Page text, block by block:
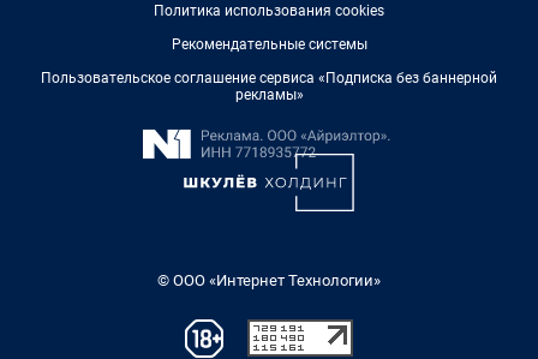
Политика использования cookies
Рекомендательные системы
Пользовательское соглашение сервиса «Подписка без баннерной
рекламы»
© ООО «Интернет Технологии»